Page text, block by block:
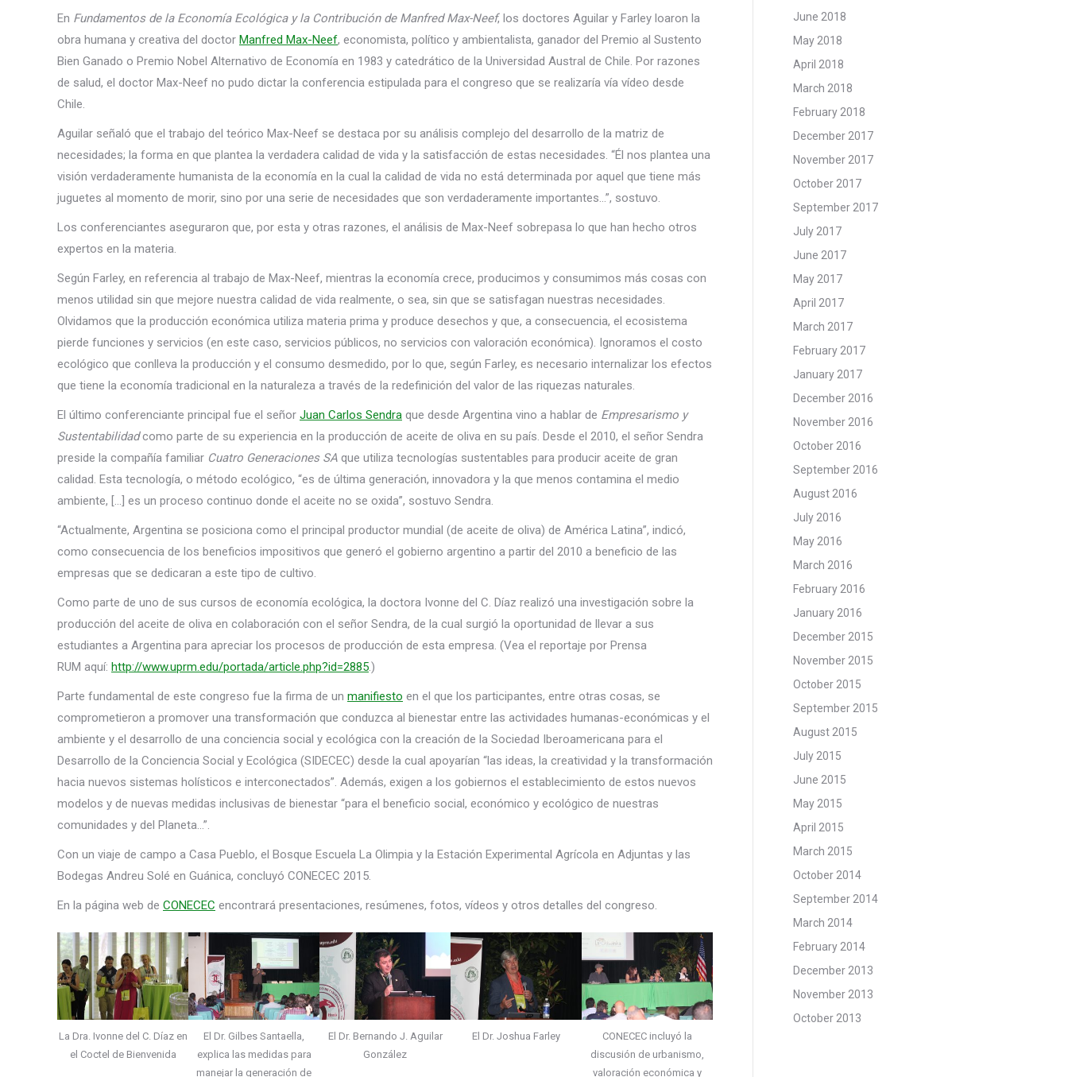
En Fundamentos de la Economía Ecológica y la Contribución de Manfred Max-Neef, los doctores Aguilar y Farley loaron la
obra humana y creativa del doctor Manfred Max-Neef, economista, político y ambientalista, ganador del Premio al Sustento
Bien Ganado o Premio Nobel Alternativo de Economía en 1983 y catedrático de la Universidad Austral de Chile. Por razones
de salud, el doctor Max-Neef no pudo dictar la conferencia estipulada para el congreso que se realizaría vía vídeo desde
Chile.
Aguilar señaló que el trabajo del teórico Max-Neef se destaca por su análisis complejo del desarrollo de la matriz de
necesidades; la forma en que plantea la verdadera calidad de vida y la satisfacción de estas necesidades. “Él nos plantea una
visión verdaderamente humanista de la economía en la cual la calidad de vida no está determinada por aquel que tiene más
juguetes al momento de morir, sino por una serie de necesidades que son verdaderamente importantes…”, sostuvo.
Los conferenciantes aseguraron que, por esta y otras razones, el análisis de Max-Neef sobrepasa lo que han hecho otros
expertos en la materia.
Según Farley, en referencia al trabajo de Max-Neef, mientras la economía crece, producimos y consumimos más cosas con
menos utilidad sin que mejore nuestra calidad de vida realmente, o sea, sin que se satisfagan nuestras necesidades.
Olvidamos que la producción económica utiliza materia prima y produce desechos y que, a consecuencia, el ecosistema
pierde funciones y servicios (en este caso, servicios públicos, no servicios con valoración económica). Ignoramos el costo
ecológico que conlleva la producción y el consumo desmedido, por lo que, según Farley, es necesario internalizar los efectos
que tiene la economía tradicional en la naturaleza a través de la redefinición del valor de las riquezas naturales.
El último conferenciante principal fue el señor Juan Carlos Sendra que desde Argentina vino a hablar de Empresarismo y
Sustentabilidadcomo parte de su experiencia en la producción de aceite de oliva en su país. Desde el 2010, el señor Sendra
preside la compañía familiar Cuatro Generaciones SA que utiliza tecnologías sustentables para producir aceite de gran
calidad. Esta tecnología, o método ecológico, “es de última generación, innovadora y la que menos contamina el medio
ambiente, […] es un proceso continuo donde el aceite no se oxida”, sostuvo Sendra.
“Actualmente, Argentina se posiciona como el principal productor mundial (de aceite de oliva) de América Latina”, indicó,
como consecuencia de los beneficios impositivos que generó el gobierno argentino a partir del 2010 a beneficio de las
empresas que se dedicaran a este tipo de cultivo.
Como parte de uno de sus cursos de economía ecológica, la doctora Ivonne del C. Díaz realizó una investigación sobre la
producción del aceite de oliva en colaboración con el señor Sendra, de la cual surgió la oportunidad de llevar a sus
estudiantes a Argentina para apreciar los procesos de producción de esta empresa. (Vea el reportaje por Prensa
RUM aquí: http://www.uprm.edu/portada/article.php?id=2885.)
Parte fundamental de este congreso fue la firma de un manifiesto en el que los participantes, entre otras cosas, se
comprometieron a promover una transformación que conduzca al bienestar entre las actividades humanas-económicas y el
ambiente y el desarrollo de una conciencia social y ecológica con la creación de la Sociedad Iberoamericana para el
Desarrollo de la Conciencia Social y Ecológica (SIDECEC) desde la cual apoyarían “las ideas, la creatividad y la transformación
hacia nuevos sistemas holísticos e interconectados”. Además, exigen a los gobiernos el establecimiento de estos nuevos
modelos y de nuevas medidas inclusivas de bienestar “para el beneficio social, económico y ecológico de nuestras
comunidades y del Planeta…”.
Con un viaje de campo a Casa Pueblo, el Bosque Escuela La Olimpia y la Estación Experimental Agrícola en Adjuntas y las
Bodegas Andreu Solé en Guánica, concluyó CONECEC 2015.
En la página web de CONECEC encontrará presentaciones, resúmenes, fotos, vídeos y otros detalles del congreso.
La Dra. Ivonne del C. Díaz en
el Coctel de Bienvenida
El Dr. Gilbes Santaella,
explica las medidas para
manejar la generación de
El Dr. Bernando J. Aguilar
González
El Dr. Joshua Farley
CONECEC incluyó la
discusión de urbanismo,
valoración económica y
June 2018
May 2018
April 2018
March 2018
February 2018
December 2017
November 2017
October 2017
September 2017
July 2017
June 2017
May 2017
April 2017
March 2017
February 2017
January 2017
December 2016
November 2016
October 2016
September 2016
August 2016
July 2016
May 2016
March 2016
February 2016
January 2016
December 2015
November 2015
October 2015
September 2015
August 2015
July 2015
June 2015
May 2015
April 2015
March 2015
October 2014
September 2014
March 2014
February 2014
December 2013
November 2013
October 2013